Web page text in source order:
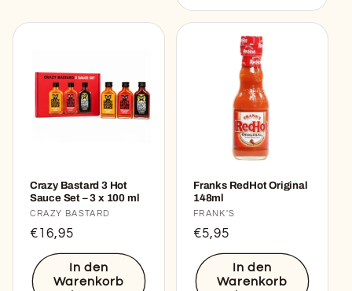
Crazy Bastard 3 Hot
Sauce Set – 3 x 100 ml
Anbieter:
CRAZY BASTARD
Normaler
Preis
€16,95
In den
Warenkorb
Franks RedHot Original
148ml
Anbieter:
FRANK'S
Normaler
Preis
€5,95
In den
Warenkorb